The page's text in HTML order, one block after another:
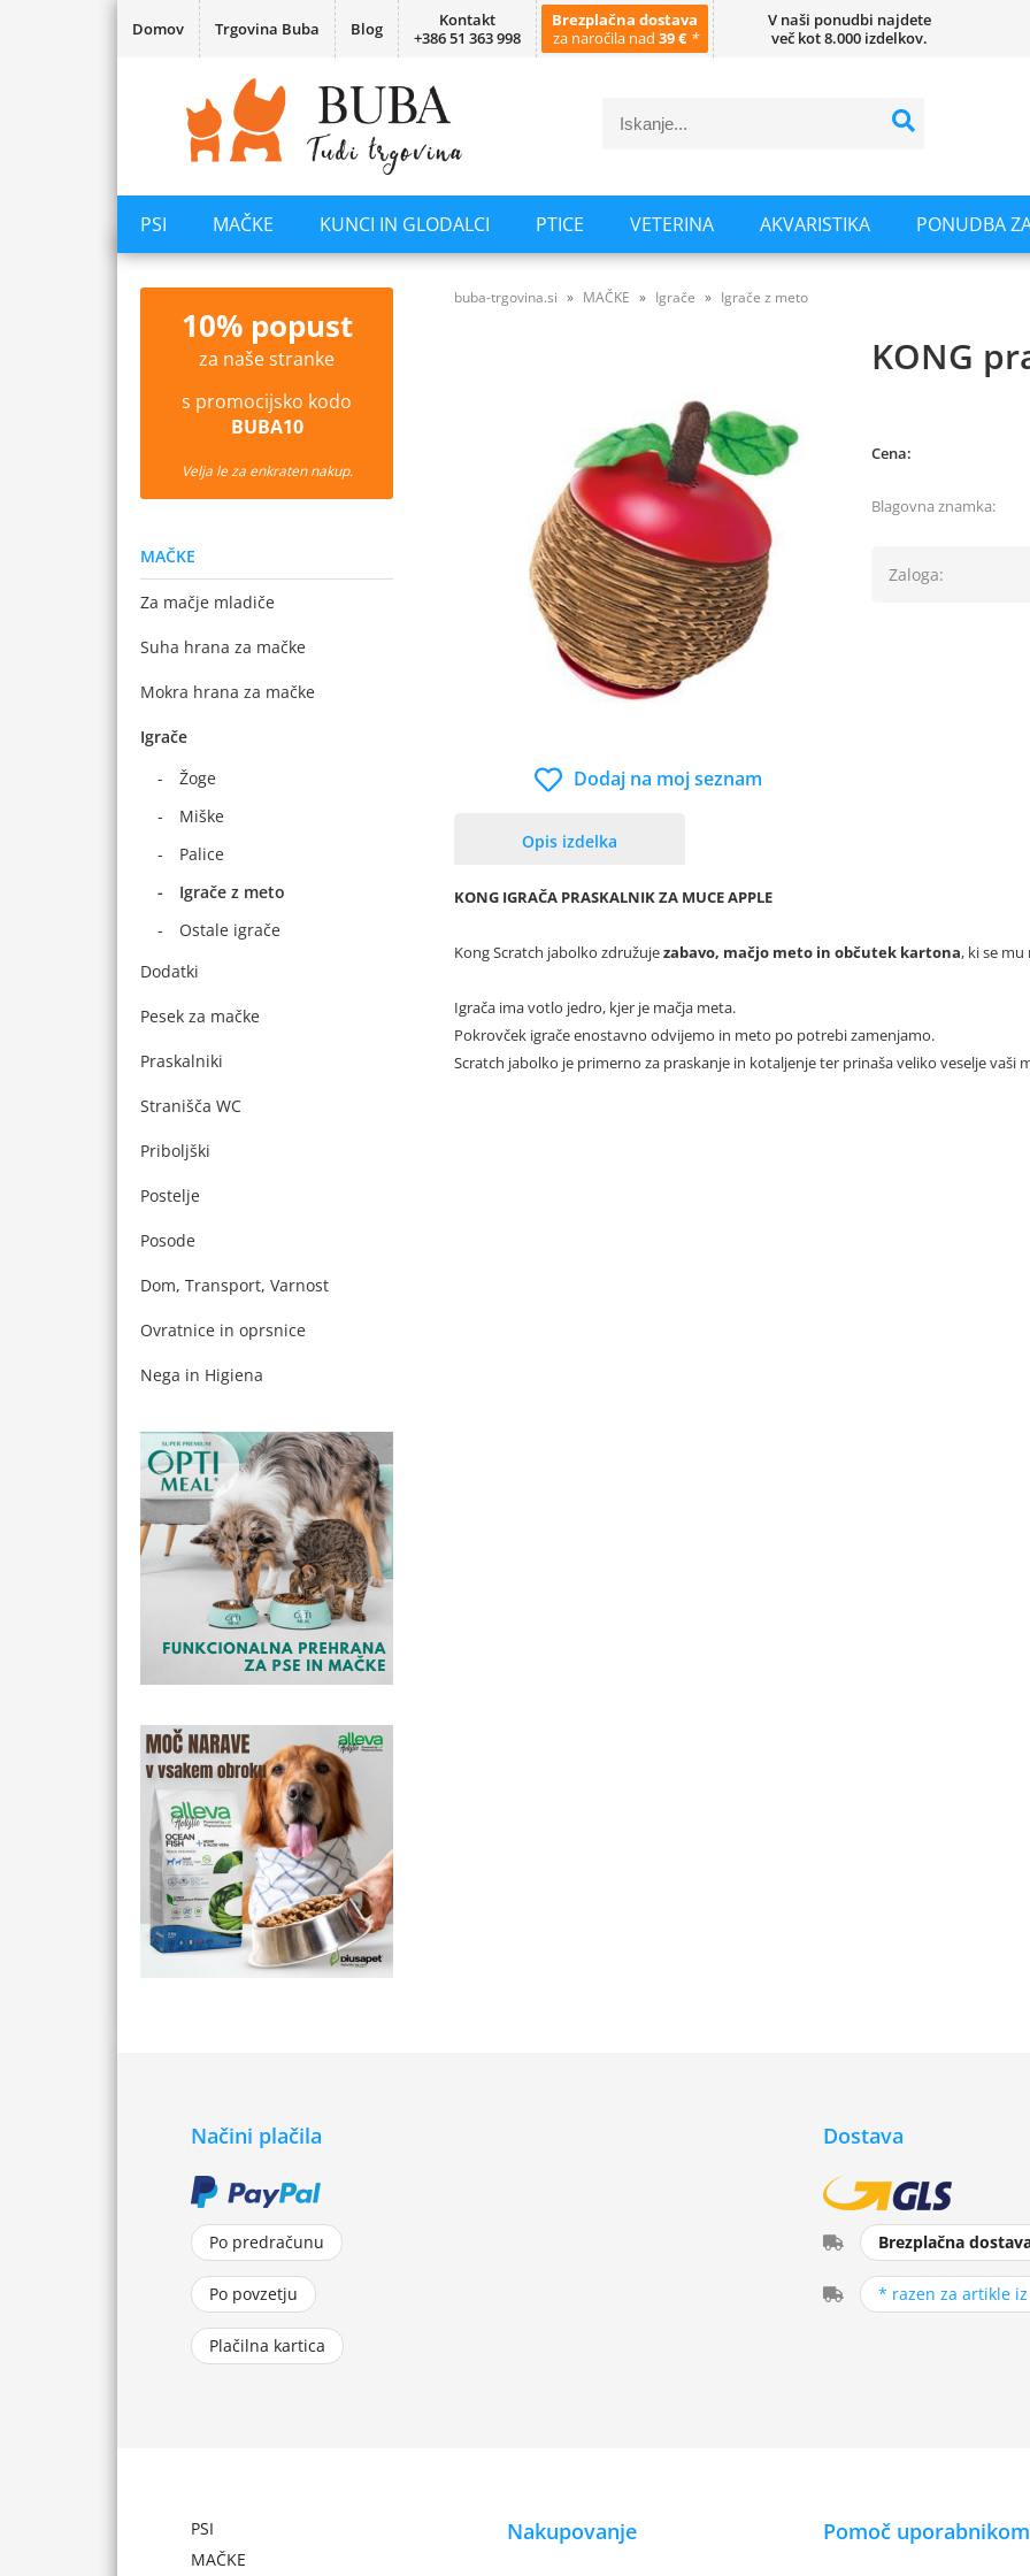
Domov Trgovina Buba Blog
Kontakt
+386 51 363 998
Brezplačna dostava
za naročila nad 39 € *
V naši ponudbi najdete
več kot 8.000 izdelkov.
PSI MAČKE KUNCI IN GLODALCI PTICE VETERINA AKVARISTIKA PONUDBA
10% popust
za naše stranke
s promocijsko kodo
BUBA10
Velja le za enkraten nakup.
MAČKE
Za mačje mladiče
Suha hrana za mačke
Mokra hrana za mačke
Igrače
Žoge
Miške
Palice
Igrače z meto
Ostale igrače
Dodatki
Pesek za mačke
Praskalniki
Stranišča WC
Priboljški
Postelje
Posode
Dom, Transport, Varnost
Ovratnice in oprsnice
Nega in Higiena
buba-trgovina.si MAČKE Igrače Igrače z meto
KONG
Dodaj na moj seznam
Cena:
Blagovna znamka:
Zaloga:
Opis izdelka
KONG IGRAČA PRASKALNIK ZA MUCE APPLE
Kong Scratch jabolko združujezabavo, mačjo meto in občutek kartona, ki se
Igrača ima votlo jedro, kjer je mačja meta.
Pokrovček igrače enostavno odvijemo in meto po potrebi zamenjamo.
Scratch jabolko je primerno za praskanje in kotaljenje ter prinaša veliko veselje vaši
Načini plačila
Po predračunu
Po povzetju
Plačilna kartica
Dostava
Brezplačna
* razen za artikle
PSI
MAČKE
Nakupovanje Pomoč uporabnikom